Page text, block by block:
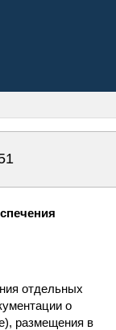
отдельных
о
размещения в